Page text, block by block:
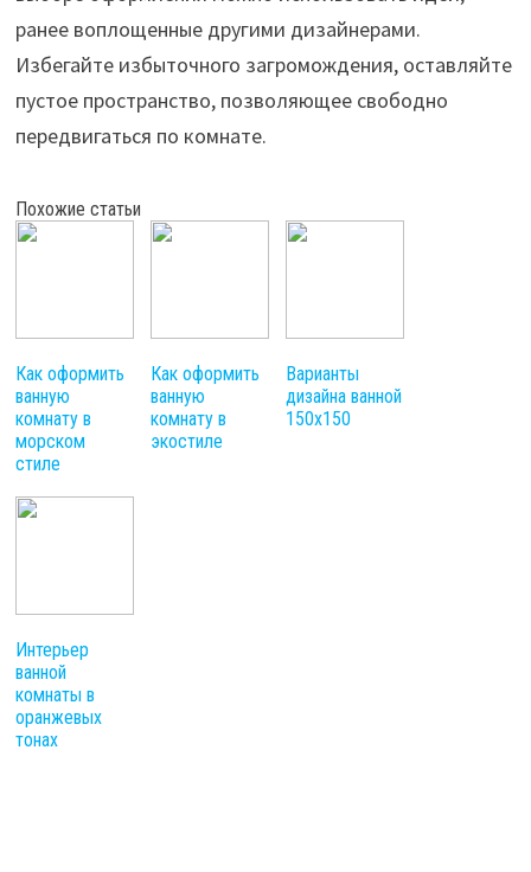
ранее воплощенные другими дизайнерами.
Избегайте избыточного загромождения, оставляйте
пустое пространство, позволяющее свободно
передвигаться по комнате.
Похожие статьи
Как оформить
ванную
комнату в
морском
стиле
Как оформить
ванную
комнату в
экостиле
Варианты
дизайна ванной
150х150
Интерьер
ванной
комнаты в
оранжевых
тонах